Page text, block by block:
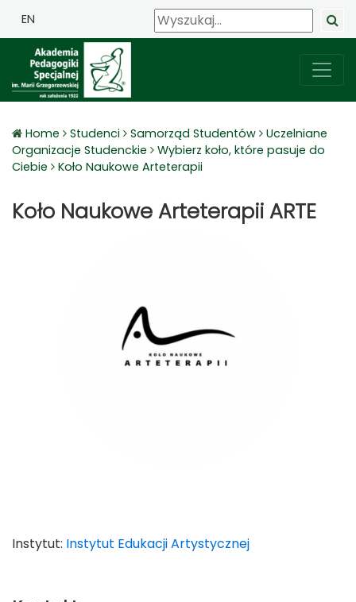
EN
Home Studenci Samorząd Studentów
Uczelniane
Organizacje Studenckie
Wybierz koło, które pasuje do
Ciebie
Koło Naukowe Arteterapii
Koło Naukowe Arteterapii ARTE
Instytut: Instytut Edukacji Artystycznej